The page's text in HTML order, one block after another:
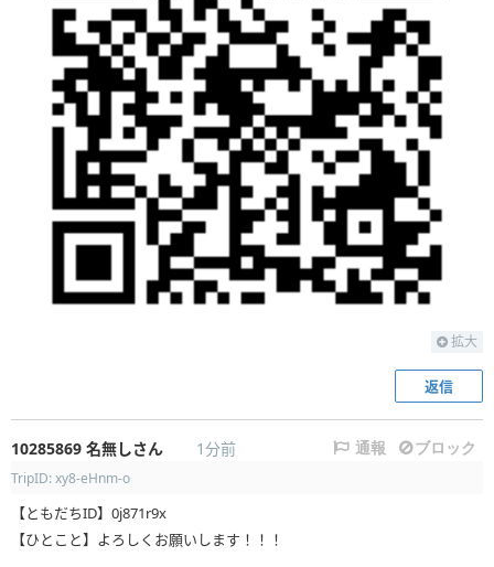
拡大
返信
10285869 名無しさん 1分前 通報 ブロック
TripID: xy8-eHnm-o
【ともだちID】0j871r9x
【ひとこと】よろしくお願いします！！！